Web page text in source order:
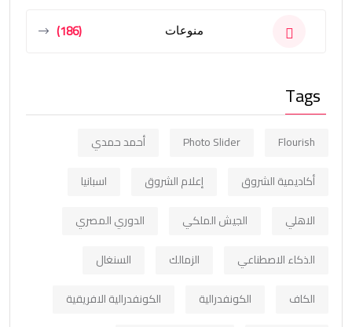
منوعات (186)
Tags
Flourish
Photo Slider
أحمد حمدي
أكاديمية الشروق
إعلام الشروق
اسبانيا
الاهلي
الجيش الملكي
الدوري المصري
الذكاء الاصطناعي
الزمالك
السنغال
الكاف
الكونفدرالية
الكونفدرالية الافريقية